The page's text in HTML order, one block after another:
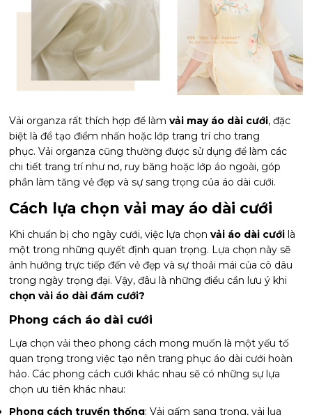
Vải organza rất thích hợp để làmvải may áo dài cưới, đặc
biệt là để tạo điểm nhấn hoặc lớp trang trí cho trang
phục. Vải organza cũng thường được sử dụng để làm các
chi tiết trang trí như nơ, ruy băng hoặc lớp áo ngoài, góp
phần làm tăng vẻ đẹp và sự sang trọng của áo dài cưới.
Cách lựa chọn vải may áo dài cưới
Khi chuẩn bị cho ngày cưới, việc lựa chọnvải áo dài cưới là
một trong những quyết định quan trọng. Lựa chọn này sẽ
ảnh hưởng trực tiếp đến vẻ đẹp và sự thoải mái của cô dâu
trong ngày trọng đại. Vậy, đâu là những điều cần lưu ý khi
chọn vải áo dài đám cưới?
Phong cách áo dài cưới
Lựa chọn vải theo phong cách mong muốn là một yếu tố
quan trọng trong việc tạo nên trang phục áo dài cưới hoàn
hảo. Các phong cách cưới khác nhau sẽ có những sự lựa
chọn ưu tiên khác nhau:
Phong cách truyền thống: Vải gấm sang trọng, vải lụa